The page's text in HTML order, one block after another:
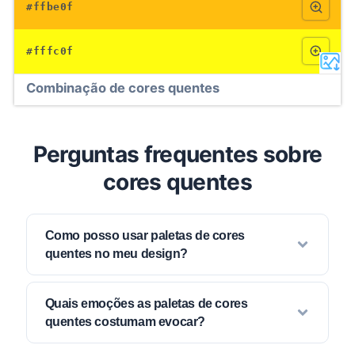
#ffbe0f
#fffc0f
Combinação de cores quentes
Perguntas frequentes sobre
cores quentes
Como posso usar paletas de cores
quentes no meu design?
Quais emoções as paletas de cores
quentes costumam evocar?